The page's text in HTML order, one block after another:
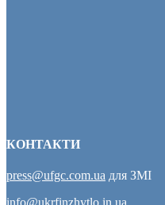
КОНТАКТИ
press@ufgc.com.ua для ЗМІ